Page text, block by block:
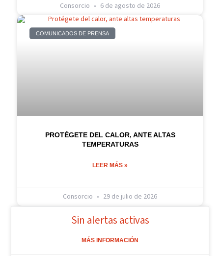
Consorcio 6 de agosto de 2026
COMUNICADOS DE PRENSA
PROTÉGETE DEL CALOR, ANTE ALTAS
TEMPERATURAS
LEER MÁS »
Consorcio 29 de julio de 2026
Sin alertas activas
MÁS INFORMACIÓN